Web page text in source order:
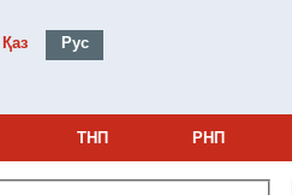
Қаз Рус
ТНП РНП